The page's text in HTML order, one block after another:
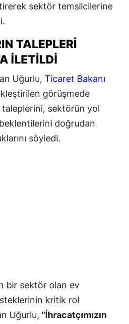
sektör temsilcilerine
TALEPLERI
ILETILDI
Uğurlu, Ticaret Bakanı
görüşmede
taleplerini, sektörün yol
doğrudan
söyledi.
bir sektör olan ev
kritik rol
Uğurlu, "İhracatçımızın